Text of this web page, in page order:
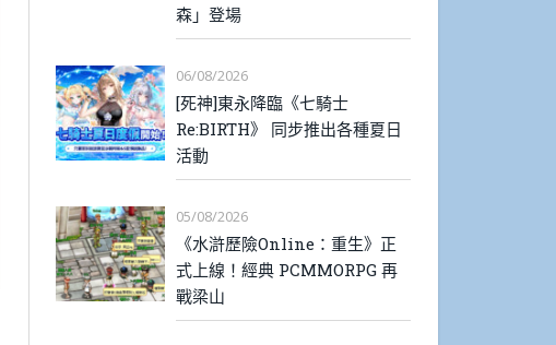
森」登場
06/08/2026
[死神]東永降臨《七騎士
Re:BIRTH》 同步推出各種夏日
活動
05/08/2026
《水滸歷險Online：重生》正
式上線！經典 PCMMORPG 再
戰梁山